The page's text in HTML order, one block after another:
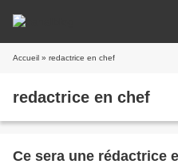
Accueil » redactrice en chef
redactrice en chef
Ce sera une rédactrice